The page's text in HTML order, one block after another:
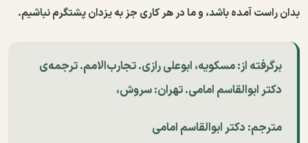
بدان راست آمده باشد، و ما در هر کاری جز به یزدان پشتگرم نباشیم.
برگرفته از:مسکویه، ابوعلی رازی. تجارب‌الامم. ترجمه‌ی
دکتر ابوالقاسم امامی. تهران: سروش،
مترجم: دکتر ابوالقاسم امامی